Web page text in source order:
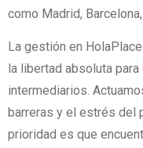
como Madrid,
La gestión en
la libertad absoluta
intermediarios.
barreras y el estrés del
prioridad es que